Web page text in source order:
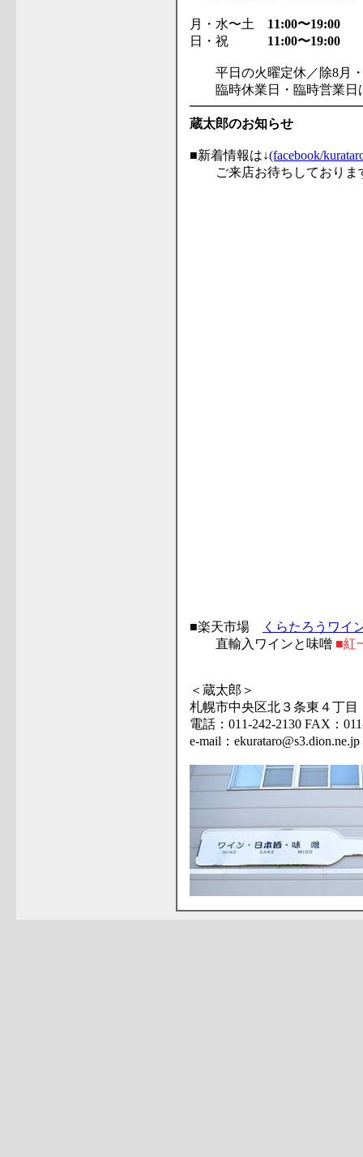
月・水〜土 11:00〜19:00
日・祝 11:00〜19:00
平日の火曜定休／除8月
臨時休業日・臨時営業日
蔵太郎のお知らせ
■新着情報は↓(facebook/
ご来店お待ちしておりま
■楽天市場
くらたろうワイ
直輸入ワインと味噌 ■紅
＜蔵太郎＞
札幌市中央区北３条東４丁目
電話：011-242-2130 FAX：
e-mail：ekurataro@s3.dion.ne.jp